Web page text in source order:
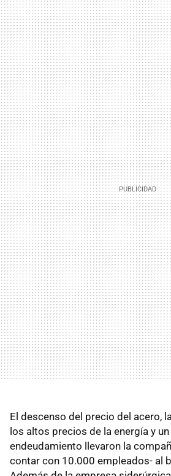
El descenso del precio del acero,
los altos precios de la energía y
endeudamiento llevaron la
contar con 10.000 empleados- al